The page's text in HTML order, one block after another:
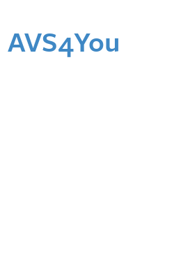
AVS4You